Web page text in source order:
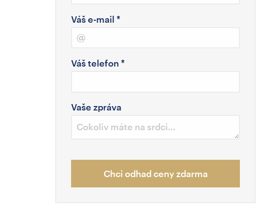
Váš e-mail *
Váš telefon *
Vaše zpráva
Chci odhad ceny zdarma